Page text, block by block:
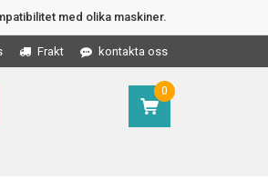
med olika maskiner.
kontakta oss
Frakt
0